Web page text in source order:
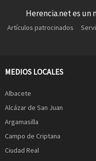
Herencia.net es un
Artículos patrocinados
MEDIOS LOCALES
Albacete
Alcázar de San Juan
Argamasilla
Campo de Criptana
Ciudad Real